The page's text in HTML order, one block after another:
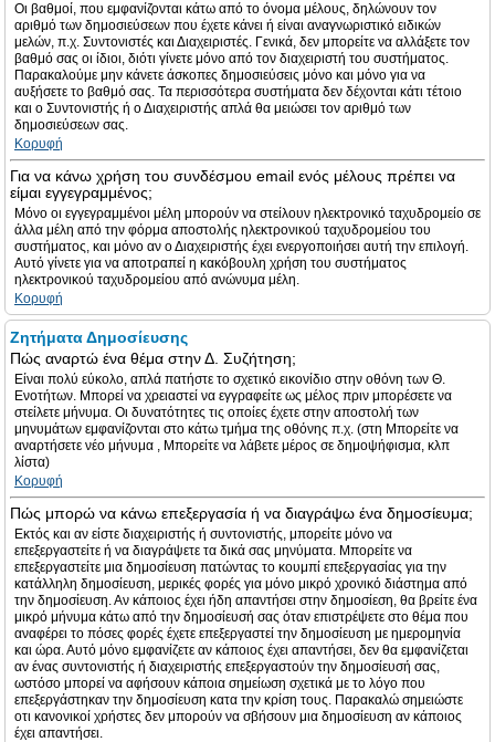
Οι βαθμοί, που εμφανίζονται κάτω από το όνομα μέλους, δηλώνουν τον
αριθμό των δημοσιεύσεων που έχετε κάνει ή είναι αναγνωριστικό ειδικών
μελών, π.χ. Συντονιστές και Διαχειριστές. Γενικά, δεν μπορείτε να αλλάξετε τον
βαθμό σας οι ίδιοι, διότι γίνετε μόνο από τον διαχειριστή του συστήματος.
Παρακαλούμε μην κάνετε άσκοπες δημοσιεύσεις μόνο και μόνο για να
αυξήσετε το βαθμό σας. Τα περισσότερα συστήματα δεν δέχονται κάτι τέτοιο
και ο Συντονιστής ή ο Διαχειριστής απλά θα μειώσει τον αριθμό των
δημοσιεύσεων σας.
Κορυφή
Για να κάνω χρήση του συνδέσμου email ενός μέλους πρέπει να
είμαι εγγεγραμμένος;
Μόνο οι εγγεγραμμένοι μέλη μπορούν να στείλουν ηλεκτρονικό ταχυδρομείο σε
άλλα μέλη από την φόρμα αποστολής ηλεκτρονικού ταχυδρομείου του
συστήματος, και μόνο αν ο Διαχειριστής έχει ενεργοποιήσει αυτή την επιλογή.
Αυτό γίνετε για να αποτραπεί η κακόβουλη χρήση του συστήματος
ηλεκτρονικού ταχυδρομείου από ανώνυμα μέλη.
Κορυφή
Ζητήματα Δημοσίευσης
Πώς αναρτώ ένα θέμα στην Δ. Συζήτηση;
Είναι πολύ εύκολο, απλά πατήστε το σχετικό εικονίδιο στην οθόνη των Θ.
Ενοτήτων. Μπορεί να χρειαστεί να εγγραφείτε ως μέλος πριν μπορέσετε να
στείλετε μήνυμα. Οι δυνατότητες τις οποίες έχετε στην αποστολή των
μηνυμάτων εμφανίζονται στο κάτω τμήμα της οθόνης π.χ. (στη Μπορείτε να
αναρτήσετε νέο μήνυμα , Μπορείτε να λάβετε μέρος σε δημοψήφισμα, κλπ
λίστα)
Κορυφή
Πώς μπορώ να κάνω επεξεργασία ή να διαγράψω ένα δημοσίευμα;
Εκτός και αν είστε διαχειριστής ή συντονιστής, μπορείτε μόνο να
επεξεργαστείτε ή να διαγράψετε τα δικά σας μηνύματα. Μπορείτε να
επεξεργαστείτε μια δημοσίευση πατώντας το κουμπί επεξεργασίας για την
κατάλληλη δημοσίευση, μερικές φορές για μόνο μικρό χρονικό διάστημα από
την δημοσίευση. Αν κάποιος έχει ήδη απαντήσει στην δημοσίεση, θα βρείτε ένα
μικρό μήνυμα κάτω από την δημοσίευσή σας όταν επιστρέψετε στο θέμα που
αναφέρει το πόσες φορές έχετε επεξεργαστεί την δημοσίευση με ημερομηνία
και ώρα. Αυτό μόνο εμφανίζετε αν κάποιος έχει απαντήσει, δεν θα εμφανίζεται
αν ένας συντονιστής ή διαχειριστής επεξεργαστούν την δημοσίευσή σας,
ωστόσο μπορεί να αφήσουν κάποια σημείωση σχετικά με το λόγο που
επεξεργάστηκαν την δημοσίευση κατα την κρίση τους. Παρακαλώ σημειώστε
οτι κανονικοί χρήστες δεν μπορούν να σβήσουν μια δημοσίευση αν κάποιος
έχει απαντήσει.